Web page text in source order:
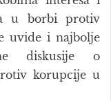
u borbi protiv
uvide i najbolje
diskusije o
korupcije u